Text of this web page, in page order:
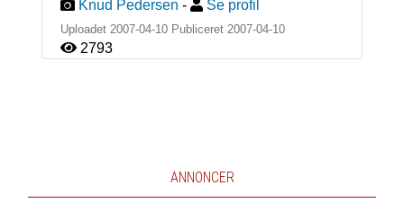
Knud Pedersen - Se profil
Uploadet 2007-04-10 Publiceret 2007-04-10
2793
ANNONCER